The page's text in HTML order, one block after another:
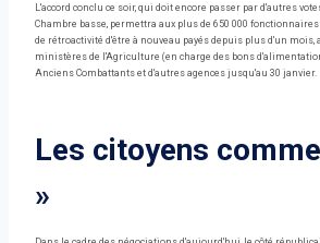
L'accord conclu ce soir, qui doit encore passer par d'autres
Chambre basse, permettra aux plus de 650 000
de rétroactivité d'être à nouveau payés depuis plus d'un
ministères de l'Agriculture (en charge des bons
Anciens Combattants et d'autres agences jusqu'au 30 janvier.
Les citoyens
»